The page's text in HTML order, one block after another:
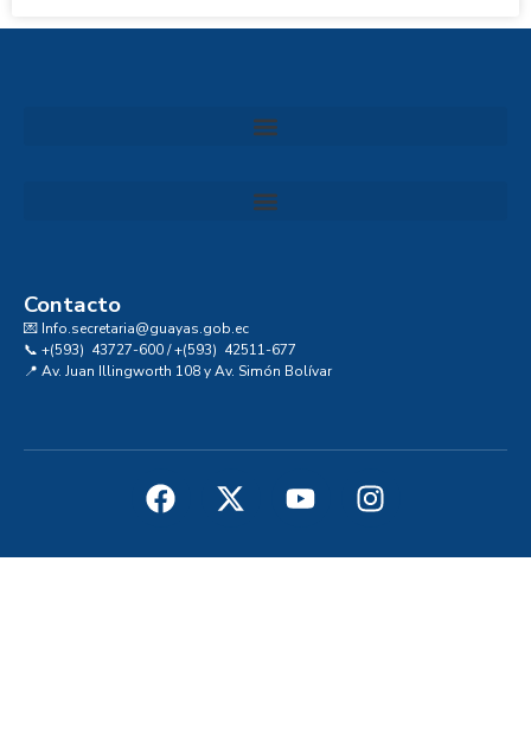
Contacto
💌 Info.secretaria@guayas.gob.ec
📞 +(593) 43727-600 / +(593) 42511-677
📍 Av. Juan Illingworth 108 y Av. Simón Bolívar